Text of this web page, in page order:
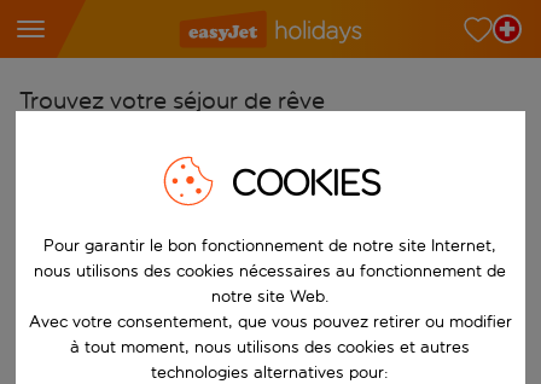
Trouvez votre séjour de rêve
Choisissez votre aéroport
Choisissez votre destination
Vers
Choisissez vos dates
Quand
COOKIES
Pour garantir le bon fonctionnement de notre site Internet,
nous utilisons des cookies nécessaires au fonctionnement de
notre site Web.
Avec votre consentement, que vous pouvez retirer ou modifier
à tout moment, nous utilisons des cookies et autres
technologies alternatives pour: